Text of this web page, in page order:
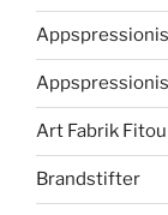
Art Fabrik Fitou
Brandstifter